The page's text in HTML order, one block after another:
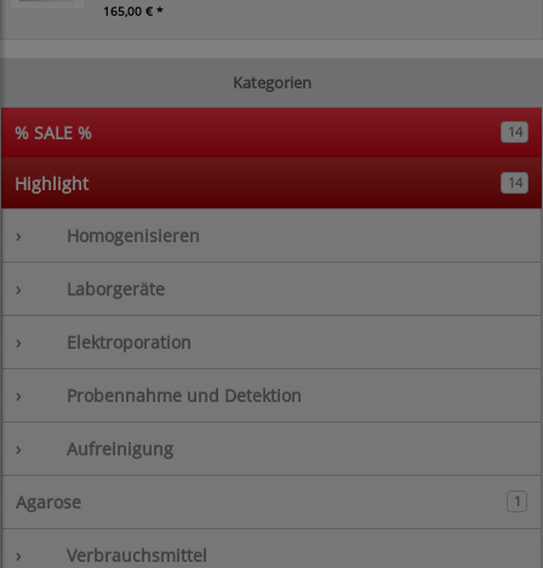
165,00 € *
Kategorien
% SALE % 14
Highlight 14
› Homogenisieren
› Laborgeräte
› Elektroporation
› Probennahme und Detektion
› Aufreinigung
Agarose 1
› Verbrauchsmittel